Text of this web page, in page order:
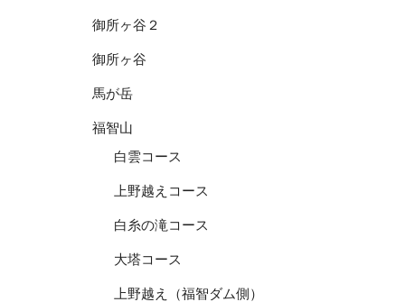
御所ヶ谷２
御所ヶ谷
馬が岳
福智山
白雲コース
上野越えコース
白糸の滝コース
大塔コース
上野越え（福智ダム側）